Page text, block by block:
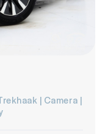
| Camera |